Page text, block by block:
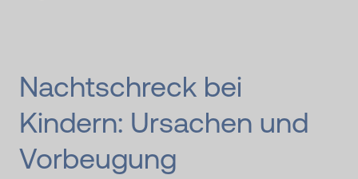
Nachtschreck bei
Kindern: Ursachen und
Vorbeugung